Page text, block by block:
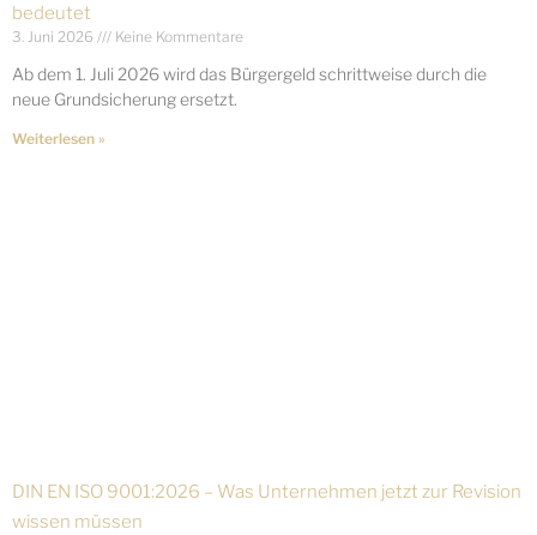
bedeutet
3. Juni 2026 Keine Kommentare
Ab dem 1. Juli 2026 wird das Bürgergeld schrittweise durch die
neue Grundsicherung ersetzt.
Weiterlesen »
DIN EN ISO 9001:2026 – Was Unternehmen jetzt zur Revision
wissen müssen